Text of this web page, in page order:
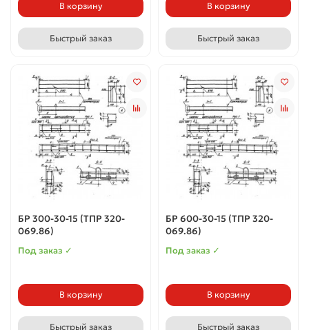
В корзину
Быстрый заказ
В корзину
Быстрый заказ
БР 300-30-15 (ТПР 320-
069.86)
Под заказ ✓
В корзину
Быстрый заказ
БР 600-30-15 (ТПР 320-
069.86)
Под заказ ✓
В корзину
Быстрый заказ